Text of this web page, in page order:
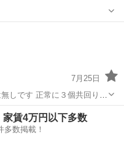
7月25日
しです 正常に３個共回りま
了承ください。
ーツ
家賃4万円以下多数
多数掲載！